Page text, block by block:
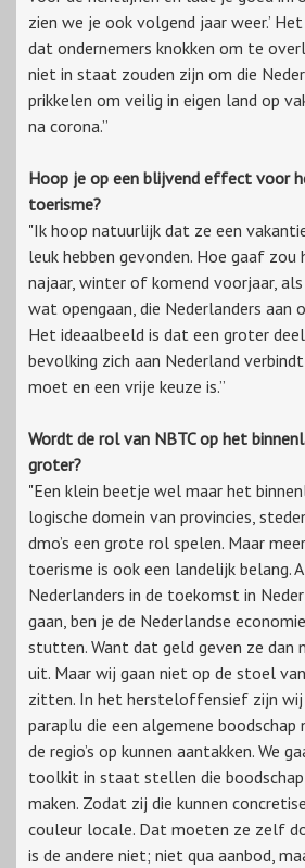
zien we je ook volgend jaar weer.’
dat ondernemers knokken om te
niet in staat zouden zijn om die
prikkelen om veilig in eigen land op
na corona.”
Hoop je op een blijvend effect voor
toerisme?
"Ik hoop natuurlijk dat ze een
leuk hebben gevonden. Hoe gaaf
najaar, winter of komend voorjaar,
wat opengaan, die Nederlanders aan
Het ideaalbeeld is dat een groter
bevolking zich aan Nederland
moet en een vrije keuze is.”
Wordt de rol van NBTC op het
groter?
"Een klein beetje wel maar het
logische domein van provincies,
dmo’s een grote rol spelen. Maar
toerisme is ook een landelijk belang.
Nederlanders in de toekomst in
gaan, ben je de Nederlandse
stutten. Want dat geld geven ze dan
uit. Maar wij gaan niet op de stoel
zitten. In het hersteloffensief zijn wij
paraplu die een algemene
de regio’s op kunnen aantakken. We
toolkit in staat stellen die
maken. Zodat zij die kunnen
couleur locale. Dat moeten ze zelf
is de andere niet; niet qua aanbod,